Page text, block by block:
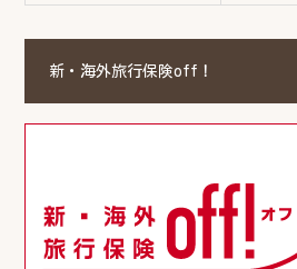
新・海外旅行保険off！